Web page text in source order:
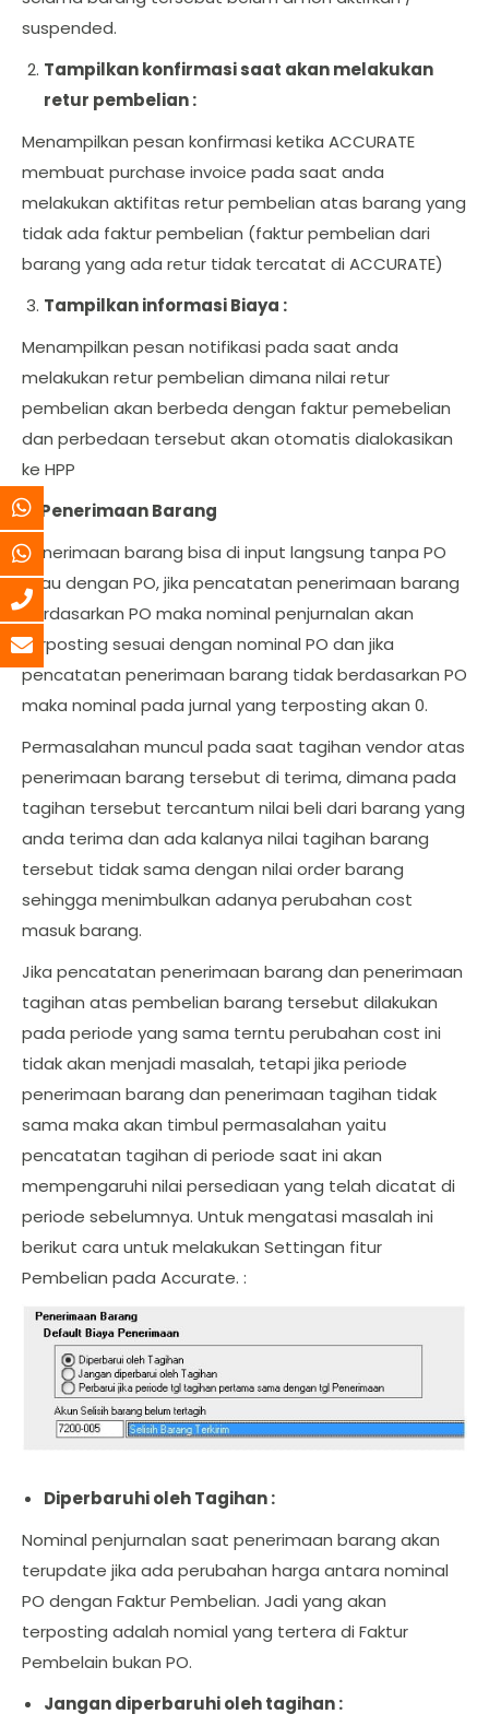
suspended.
Tampilkan konfirmasi saat akan melakukan
retur pembelian :
Menampilkan pesan konfirmasi ketika ACCURATE
membuat purchase invoice pada saat anda
melakukan aktifitas retur pembelian atas barang yang
tidak ada faktur pembelian (faktur pembelian dari
barang yang ada retur tidak tercatat di ACCURATE)
Tampilkan informasi Biaya :
Menampilkan pesan notifikasi pada saat anda
melakukan retur pembelian dimana nilai retur
pembelian akan berbeda dengan faktur pemebelian
dan perbedaan tersebut akan otomatis dialokasikan
ke HPP
B. Penerimaan Barang
Penerimaan barang bisa di input langsung tanpa PO
atau dengan PO, jika pencatatan penerimaan barang
berdasarkan PO maka nominal penjurnalan akan
terposting sesuai dengan nominal PO dan jika
pencatatan penerimaan barang tidak berdasarkan PO
maka nominal pada jurnal yang terposting akan 0.
Permasalahan muncul pada saat tagihan vendor atas
penerimaan barang tersebut di terima, dimana pada
tagihan tersebut tercantum nilai beli dari barang yang
anda terima dan ada kalanya nilai tagihan barang
tersebut tidak sama dengan nilai order barang
sehingga menimbulkan adanya perubahan cost
masuk barang.
Jika pencatatan penerimaan barang dan penerimaan
tagihan atas pembelian barang tersebut dilakukan
pada periode yang sama terntu perubahan cost ini
tidak akan menjadi masalah, tetapi jika periode
penerimaan barang dan penerimaan tagihan tidak
sama maka akan timbul permasalahan yaitu
pencatatan tagihan di periode saat ini akan
mempengaruhi nilai persediaan yang telah dicatat di
periode sebelumnya. Untuk mengatasi masalah ini
berikut cara untuk melakukan Settingan fitur
Pembelian pada Accurate. :
Diperbaruhi oleh Tagihan :
Nominal penjurnalan saat penerimaan barang akan
terupdate jika ada perubahan harga antara nominal
PO dengan Faktur Pembelian. Jadi yang akan
terposting adalah nomial yang tertera di Faktur
Pembelain bukan PO.
Jangan diperbaruhi oleh tagihan :